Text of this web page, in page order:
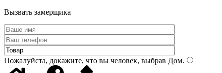
Вызвать замерщика
Пожалуйста, докажите, что вы человек, выбрав Дом.